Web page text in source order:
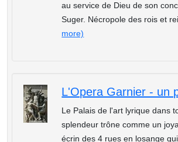
au service de Dieu de son
Suger. Nécropole des rois et
more)
Le Palais de l'art lyrique dans
splendeur trône comme un
écrin des 4 rues en losange